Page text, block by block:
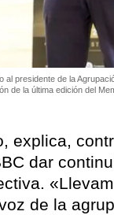
al presidente de la
de la última edición del
explica,
dar
de la